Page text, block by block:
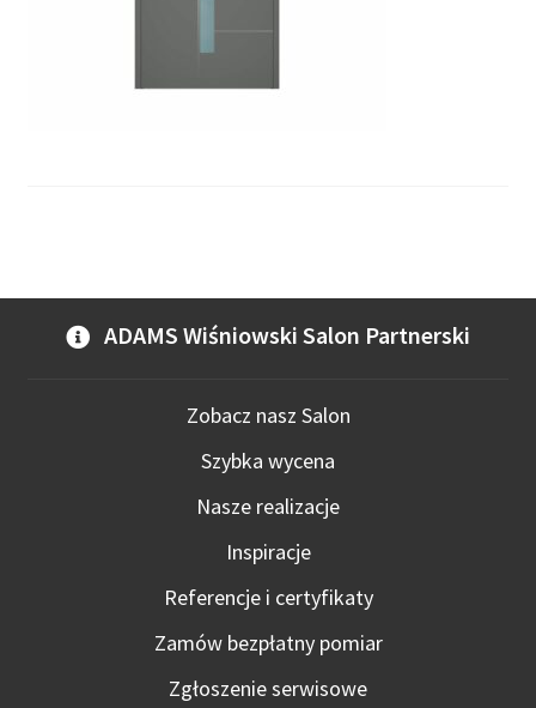
ADAMS Wiśniowski Salon Partnerski
Zobacz nasz Salon
Szybka wycena
Nasze realizacje
Inspiracje
Referencje i certyfikaty
Zamów bezpłatny pomiar
Zgłoszenie serwisowe